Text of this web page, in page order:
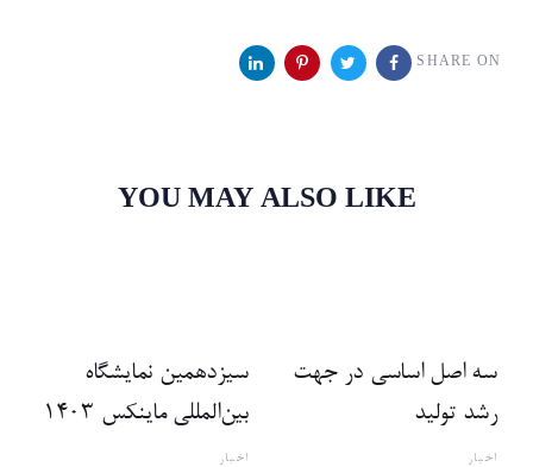
SHARE ON
YOU MAY ALSO LIKE
سه اصل اساسی در جهت
رشد تولید
اخبار
سیزدهمین نمایشگاه
بین‌المللی ماینکس ۱۴۰۳
اخبار